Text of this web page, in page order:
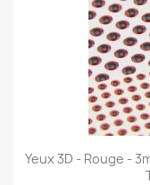
Yeux 3D - Rouge -